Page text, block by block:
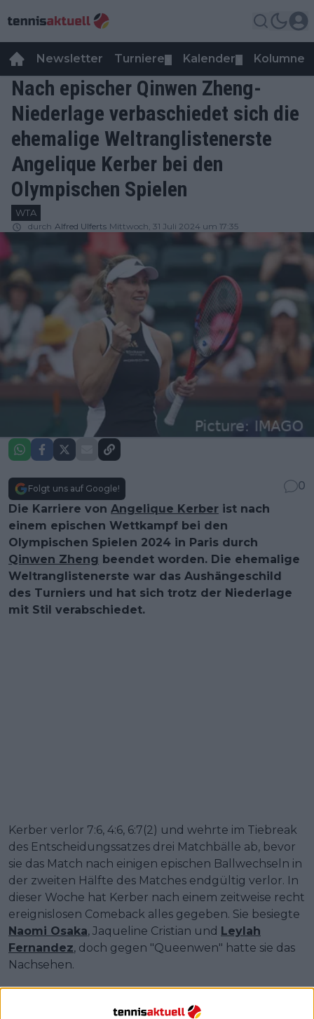
Newsletter Turniere Kalender Kolumnen
Nach epischer Qinwen Zheng-
Niederlage verbaschiedet sich die
ehemalige Weltranglistenerste
Angelique Kerber bei den
Olympischen Spielen
WTA
durch Alfred Ulferts Mittwoch, 31 Juli 2024 um 17:35
Folgt uns auf Google!
0
Die Karriere von Angelique Kerber ist nach
einem epischen Wettkampf bei den
Olympischen Spielen 2024 in Paris durch
Qinwen Zheng beendet worden. Die ehemalige
Weltranglistenerste war das Aushängeschild
des Turniers und hat sich trotz der Niederlage
mit Stil verabschiedet.
Kerber verlor 7:6, 4:6, 6:7(2) und wehrte im Tiebreak
des Entscheidungssatzes drei Matchbälle ab, bevor
sie das Match nach einigen epischen Ballwechseln in
der zweiten Hälfte des Matches endgültig verlor. In
dieser Woche hat Kerber nach einem zeitweise recht
ereignislosen Comeback alles gegeben. Sie besiegte
Naomi Osaka, Jaqueline Cristian und Leylah
Fernandez, doch gegen "Queenwen" hatte sie das
Nachsehen.